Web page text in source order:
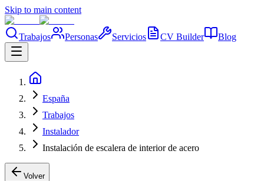
Skip to main content
Trabajos Personas Servicios CV Builder Blog
España
Trabajos
Instalador
Instalación de escalera de interior de acero
Volver